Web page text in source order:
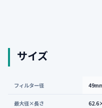
サイズ
フィルター径
最大径×長さ